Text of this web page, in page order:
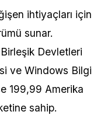
ihtiyaçları için
sunar.
Devletleri
ve Windows Bilgi
199,99 Amerika
sahip.